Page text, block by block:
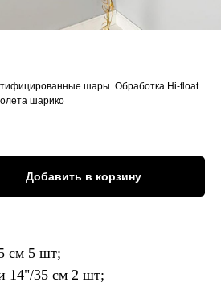
шары. Обработка Hi-float
шарико
Добавить в корзину
см 5 шт;
14"/35 см 2 шт;